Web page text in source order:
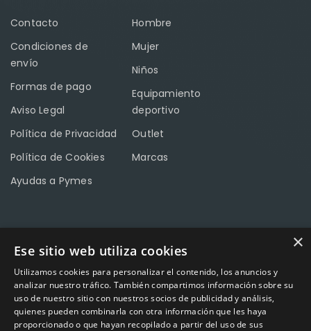
Contacto
Condiciones de
envío
Formas de pago
Aviso Legal
Política de Privacidad
Política de Cookies
Ayudas a Pymes
Hombre
Mujer
Niños
Equipamiento
deportivo
Outlet
Marcas
Calle Méndez Núñez nº3 – Fuente Palmera 14120 Córdoba
Teléfono957 04 96 57
Emailinfo@factory-sport.es
×
Ese sitio web utiliza cookies
Utilizamos cookies para personalizar el contenido, los anuncios y
analizar nuestro tráfico. También compartimos información sobre su
uso de nuestro sitio con nuestros socios de publicidad y análisis,
quienes pueden combinarla con otra información que les haya
proporcionado o que hayan recopilado a partir del uso de sus